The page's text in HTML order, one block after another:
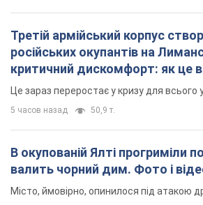
Третій армійський корпус
російських окупантів на
критичний дискомфорт: як це
Це зараз переростає у кризу для всього
5 часов назад 50,9 т.
В окупованій Ялті прогриміли
валить чорний дим. Фото і
Місто, ймовірно, опинилося під атакою